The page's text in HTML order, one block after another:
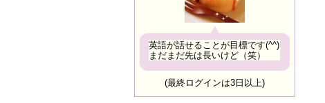
英語が話せることが目標です(^^)
まだまだ先は長いけど（笑）
(最終ログインは3日以上)